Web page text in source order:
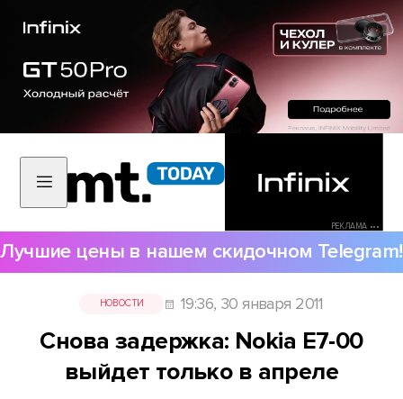
РЕКЛАМА •••
Лучшие цены в нашем скидочном Telegram!
НОВОСТИ 19:36, 30 января 2011
Снова задержка: Nokia E7-00
выйдет только в апреле